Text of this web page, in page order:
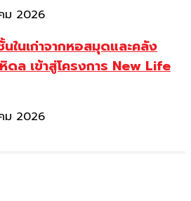
ม 2026
ในเก่าจากหอสมุดและคลัง
ดล เข้าสู่โครงการ New Life
ม 2026